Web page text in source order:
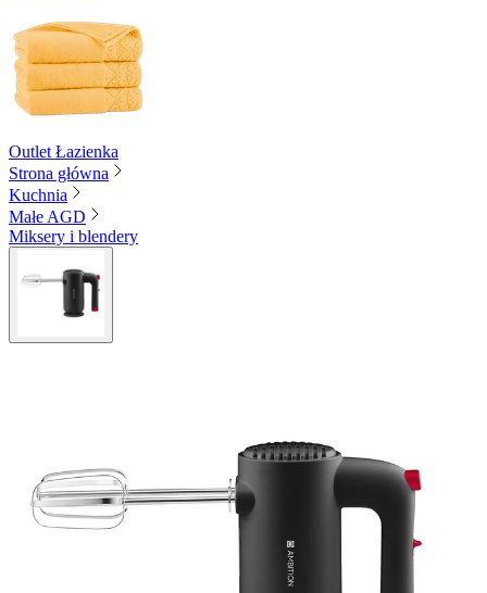
Outlet Łazienka
Strona główna
Kuchnia
Małe AGD
Miksery i blendery